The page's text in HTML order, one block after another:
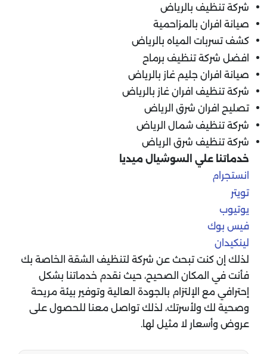
شركة تنظيف بالرياض
صيانة افران بالمزاحمية
كشف تسربات المياه بالرياض
افضل شركة تنظيف برماح
صيانة افران جليم غاز بالرياض
شركة تنظيف افران غاز بالرياض
تصليح افران شرق الرياض
شركة تنظيف شمال الرياض
شركة تنظيف شرق الرياض
خدماتنا علي السوشيال ميديا
انستجرام
تويتر
يوتيوب
فيس بوك
لينكيدان
لذلك إن كنت تبحث عن شركة لتنظيف الشقة الخاصة بك
فأنت في المكان الصحيح، حيث نقدم خدماتنا بشكل
إحترافي مع الإلتزام بالجودة العالية وتوفير بيئة مريحة
وصحية لك ولأسرتك، لذلك تواصل معنا للحصول على
عروض وأسعار لا مثيل لها.